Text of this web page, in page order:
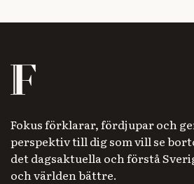
Fokus förklarar, fördjupar och
perspektiv till dig som vill se
det dagsaktuella och förstå
och världen bättre.